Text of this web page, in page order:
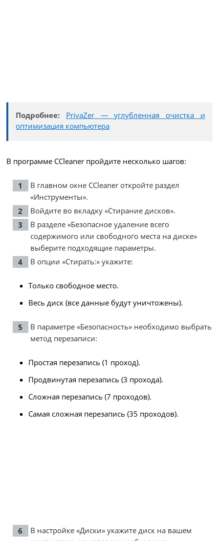
Подробнее:
PrivaZer — углубленная очистка и
оптимизация компьютера
В программе CCleaner пройдите несколько шагов:
В главном окне CCleaner откройте раздел
«Инструменты».
Войдите во вкладку «Стирание дисков».
В разделе «Безопасное удаление всего
содержимого или свободного места на диске»
выберите подходящие параметры.
В опции «Стирать:» укажите:
Только свободное место.
Весь диск (все данные будут уничтожены).
В параметре «Безопасность» необходимо выбрать
метод перезаписи:
Простая перезапись (1 проход).
Продвинутая перезапись (3 прохода).
Сложная перезапись (7 проходов).
Самая сложная перезапись (35 проходов).
В настройке «Диски» укажите диск на вашем